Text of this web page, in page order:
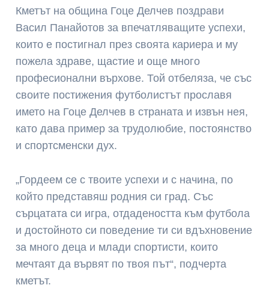
Кметът на община Гоце Делчев поздрави
Васил Панайотов за впечатляващите успехи,
които е постигнал през своята кариера и му
пожела здраве, щастие и още много
професионални върхове. Той отбеляза, че със
своите постижения футболистът прославя
името на Гоце Делчев в страната и извън нея,
като дава пример за трудолюбие, постоянство
и спортсменски дух.
„Гордеем се с твоите успехи и с начина, по
който представяш родния си град. Със
сърцатата си игра, отдадеността към футбола
и достойното си поведение ти си вдъхновение
за много деца и млади спортисти, които
мечтаят да вървят по твоя път“, подчерта
кметът.